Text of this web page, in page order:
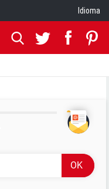
Idioma